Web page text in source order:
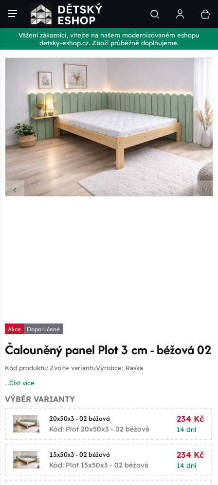
Vážení zákazníci, vítejte na našem modernizovaném eshopu
detsky-eshop.cz. Zboží průběžně doplňujeme.
Akce Doporučené
Čalouněný panel Plot 3 cm - béžová 02
Kód produktu:Zvolte variantuVýrobce: Raska
...Číst více
VÝBĚR VARIANTY
20x50x3 - 02 béžová
Kód: Plot 20x50x3 - 02 béžová
234 Kč
14 dní
15x50x3 - 02 béžová
Kód: Plot 15x50x3 - 02 béžová
234 Kč
14 dní